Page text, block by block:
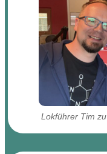
Lokführer Tim